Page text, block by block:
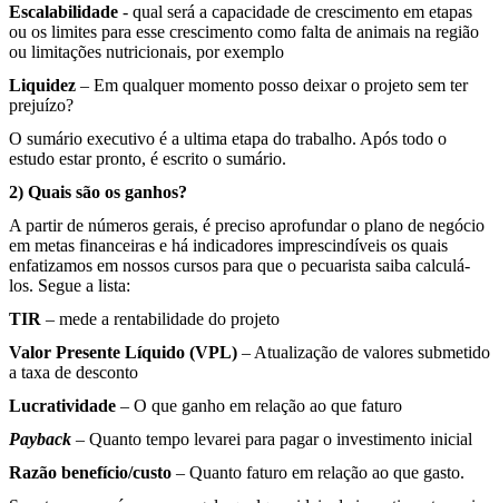
Escalabilidade - qual será a capacidade de crescimento em etapas
ou os limites para esse crescimento como falta de animais na região
ou limitações nutricionais, por exemplo
Liquidez – Em qualquer momento posso deixar o projeto sem ter
prejuízo?
O sumário executivo é a ultima etapa do trabalho. Após todo o
estudo estar pronto, é escrito o sumário.
2) Quais são os ganhos?
A partir de números gerais, é preciso aprofundar o plano de negócio
em metas financeiras e há indicadores imprescindíveis os quais
enfatizamos em nossos cursos para que o pecuarista saiba calculá-
los. Segue a lista:
TIR – mede a rentabilidade do projeto
Valor Presente Líquido (VPL) – Atualização de valores submetido
a taxa de desconto
Lucratividade – O que ganho em relação ao que faturo
Payback – Quanto tempo levarei para pagar o investimento inicial
Razão benefício/custo – Quanto faturo em relação ao que gasto.